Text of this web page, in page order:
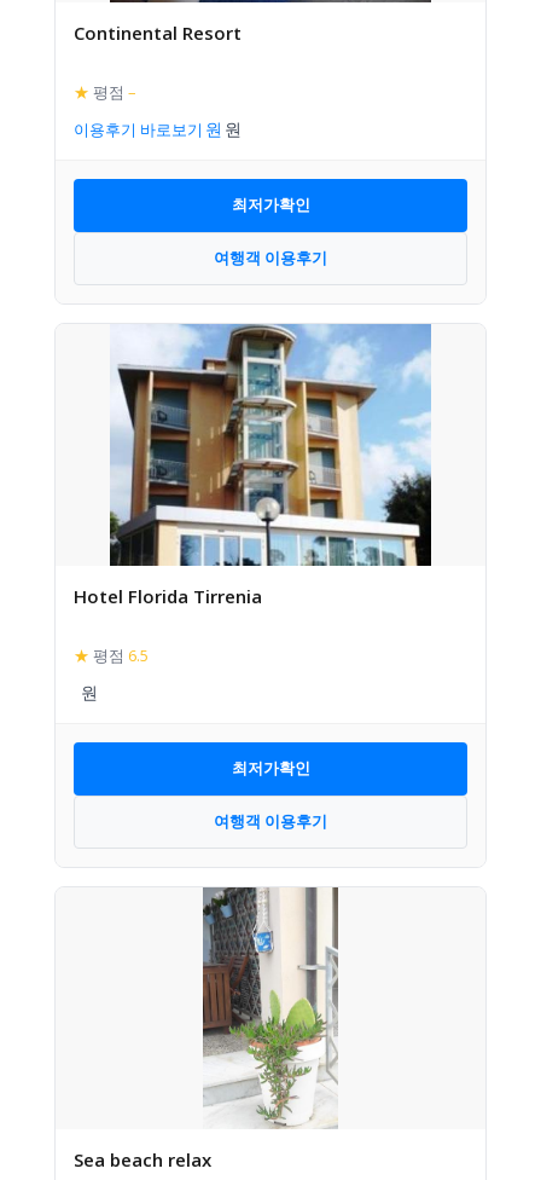
Continental Resort
★ 평점 –
이용후기 바로보기
최저가확인
여행객 이용후기
Hotel Florida Tirrenia
★ 평점 6.5
최저가확인
여행객 이용후기
Sea beach relax